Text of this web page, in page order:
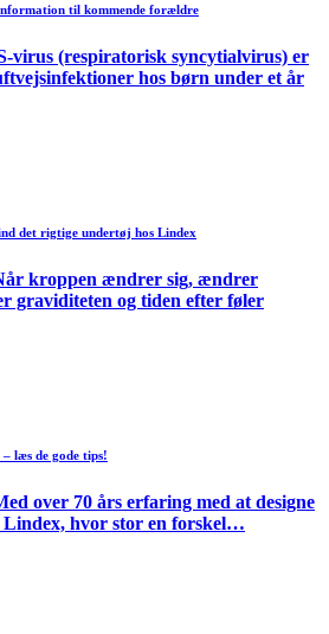
til kommende forældre
virus (respiratorisk syncytialvirus) er
hos børn under et år
det rigtige undertøj hos Lindex
kroppen ændrer sig, ændrer
graviditeten og tiden efter føler
læs de gode tips!
over 70 års erfaring med at designe
hvor stor en forskel…